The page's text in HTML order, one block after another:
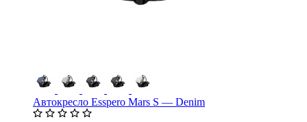
Автокресло Esspero Mars S — Denim